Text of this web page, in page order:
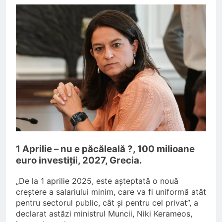
continuă să muncească;
O Lună Ago
Pensii diminuate cu 85% pentru
aceste categorii de pensionari
6 Luni Ago
Romania din nou la
EUROVISION
9 Luni Ago
Manole: Costuri prea mari cu
plata pensiilor prin poștă;
9 Luni Ago
Sfințirea Catedralei Mântuirii
mare biserică ortodoxă din lume
9 Luni Ago
1 Aprilie – nu e păcăleală ?, 100 milioane
euro investiții, 2027, Grecia.
„De la 1 aprilie 2025, este așteptată o nouă
creștere a salariului minim, care va fi uniformă atât
pentru sectorul public, cât și pentru cel privat”, a
declarat astăzi ministrul Muncii, Niki Kerameos,